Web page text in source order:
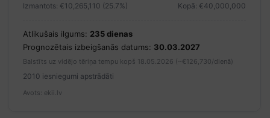
Izmantots: €10,265,110 (25.7%) Kopā: €40,000,000
Atlikušais ilgums: 235 dienas
Prognozētais izbeigšanās datums: 30.03.2027
Balstīts uz vidējo tēriņa tempu kopš 18.05.2026 (~€126,730/dienā)
2010 iesniegumi apstrādāti
Avots: ekii.lv